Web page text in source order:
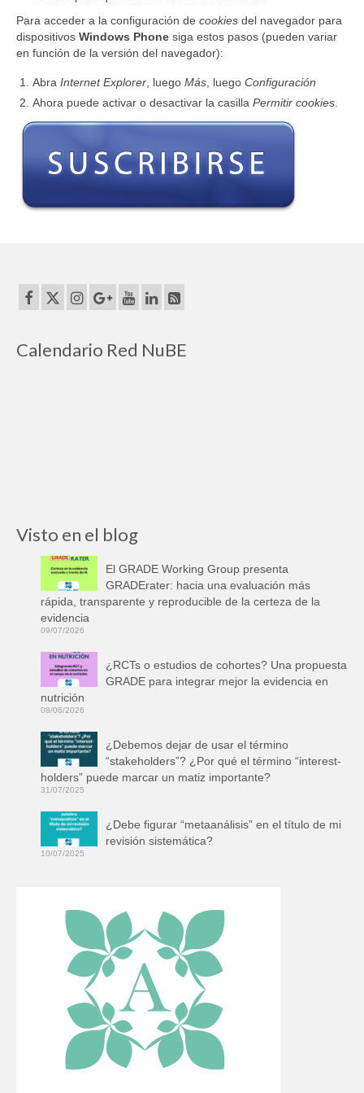
Para acceder a la configuración de cookies del navegador para
dispositivos Windows Phone siga estos pasos (pueden variar
en función de la versión del navegador):
Abra Internet Explorer, luego Más, luego Configuración
Ahora puede activar o desactivar la casilla Permitir cookies.
Calendario Red NuBE
Visto en el blog
El GRADE Working Group presenta
GRADErater: hacia una evaluación más
rápida, transparente y reproducible de la certeza de la
evidencia
09/07/2026
¿RCTs o estudios de cohortes? Una propuesta
GRADE para integrar mejor la evidencia en
nutrición
08/06/2026
¿Debemos dejar de usar el término
“stakeholders”? ¿Por qué el término “interest-
holders” puede marcar un matiz importante?
31/07/2025
¿Debe figurar “metaanálisis” en el título de mi
revisión sistemática?
10/07/2025